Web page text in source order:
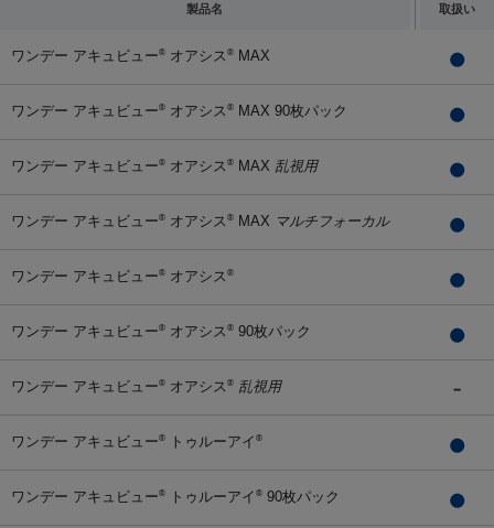
製品名 取扱い
ワンデー アキュビュー® オアシス ® MAX
ワンデー アキュビュー® オアシス ® MAX 90枚パック
ワンデー アキュビュー® オアシス ® MAX 乱視用
ワンデー アキュビュー® オアシス ® MAX マルチフォーカル
ワンデー アキュビュー® オアシス ®
ワンデー アキュビュー® オアシス ® 90枚パック
ワンデー アキュビュー® オアシス ® 乱視用
ワンデー アキュビュー® トゥルーアイ ®
ワンデー アキュビュー® トゥルーアイ ® 90枚パック